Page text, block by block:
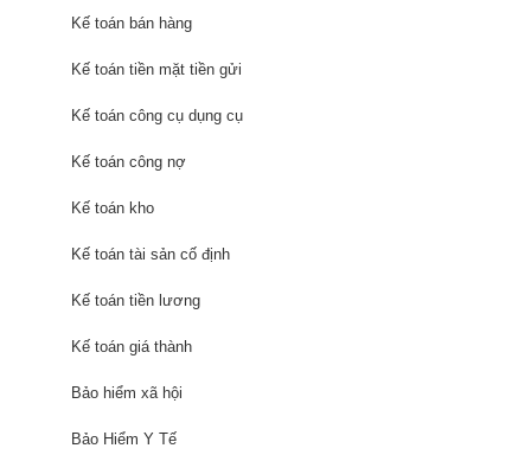
Kế toán bán hàng
Kế toán tiền mặt tiền gửi
Kế toán công cụ dụng cụ
Kế toán công nợ
Kế toán kho
Kế toán tài sản cố định
Kế toán tiền lương
Kế toán giá thành
Bảo hiểm xã hội
Bảo Hiểm Y Tế